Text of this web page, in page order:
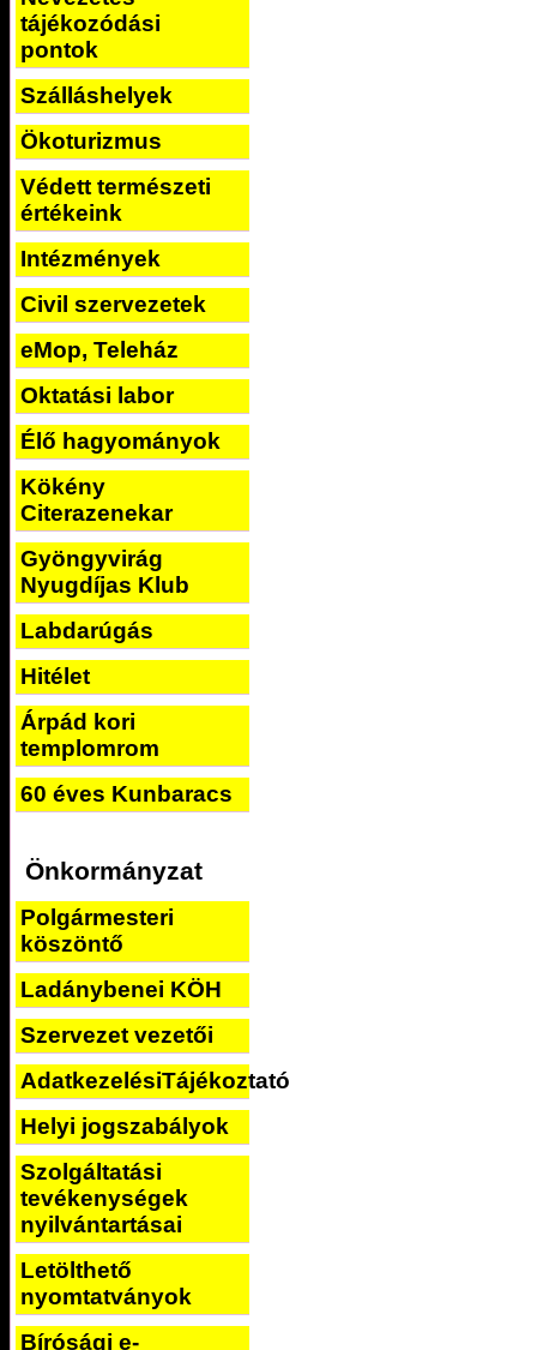
tájékozódási
pontok
Szálláshelyek
Ökoturizmus
Védett természeti
értékeink
Intézmények
Civil szervezetek
eMop, Teleház
Oktatási labor
Élő hagyományok
Kökény
Citerazenekar
Gyöngyvirág
Nyugdíjas Klub
Labdarúgás
Hitélet
Árpád kori
templomrom
60 éves Kunbaracs
Önkormányzat
Polgármesteri
köszöntő
Ladánybenei KÖH
Szervezet vezetői
AdatkezelésiTájékoztató
Helyi jogszabályok
Szolgáltatási
tevékenységek
nyilvántartásai
Letölthető
nyomtatványok
Bírósági e-